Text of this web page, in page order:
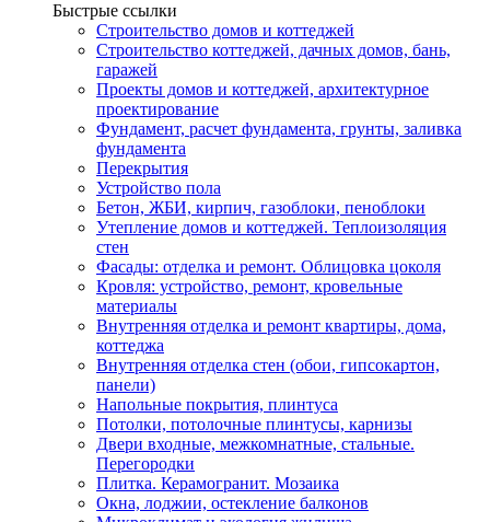
Быстрые ссылки
Строительство домов и коттеджей
Строительство коттеджей, дачных домов, бань,
гаражей
Проекты домов и коттеджей, архитектурное
проектирование
Фундамент, расчет фундамента, грунты, заливка
фундамента
Перекрытия
Устройство пола
Бетон, ЖБИ, кирпич, газоблоки, пеноблоки
Утепление домов и коттеджей. Теплоизоляция
стен
Фасады: отделка и ремонт. Облицовка цоколя
Кровля: устройство, ремонт, кровельные
материалы
Внутренняя отделка и ремонт квартиры, дома,
коттеджа
Внутренняя отделка стен (обои, гипсокартон,
панели)
Напольные покрытия, плинтуса
Потолки, потолочные плинтусы, карнизы
Двери входные, межкомнатные, стальные.
Перегородки
Плитка. Керамогранит. Мозаика
Окна, лоджии, остекление балконов